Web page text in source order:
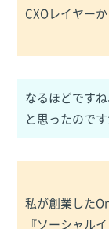
CXOレイヤー
なるほどです
と思ったのです
私が創業した
『ソーシャル